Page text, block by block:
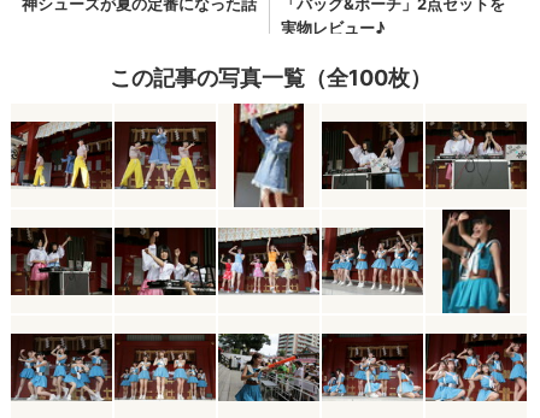
この記事の写真一覧（全100枚）